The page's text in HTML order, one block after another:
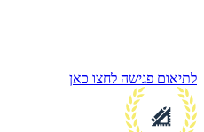
לתיאום פגישה לחצו כאן